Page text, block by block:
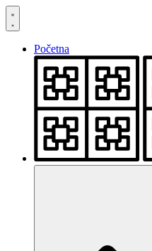
Skočite
na
Početna